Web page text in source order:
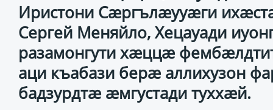
Иристони Сӕргълӕууӕги
Сергей Меняйло, Хецауади
разамонгути хӕццӕ
аци къабази берӕ аллихузон
бадзурдтӕ ӕмгустади туххӕй.